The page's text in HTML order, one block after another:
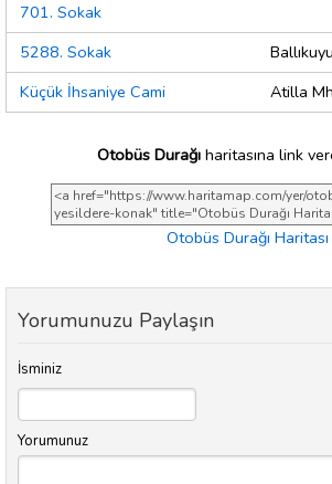
701. Sokak
5288. Sokak
Küçük İhsaniye Cami
Atilla
Otobüs Durağıharitasına link
Otobüs Durağı Haritası
Yorumunuzu Paylaşın
İsminiz
Yorumunuz